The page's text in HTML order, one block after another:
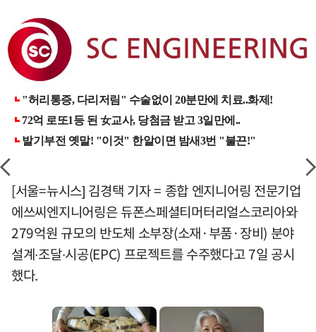
[서울=뉴시스] 김경택 기자 = 종합 엔지니어링 전문기업
에쓰씨엔지니어링은 듀폰스페셜티머터리얼스코리아와
279억원 규모의 반도체 소부장(소재·부품·장비) 분야
설계∙조달∙시공(EPC) 프로젝트를 수주했다고 7일 공시
했다.